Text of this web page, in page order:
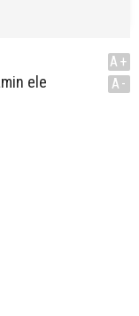
ele
A+
A-